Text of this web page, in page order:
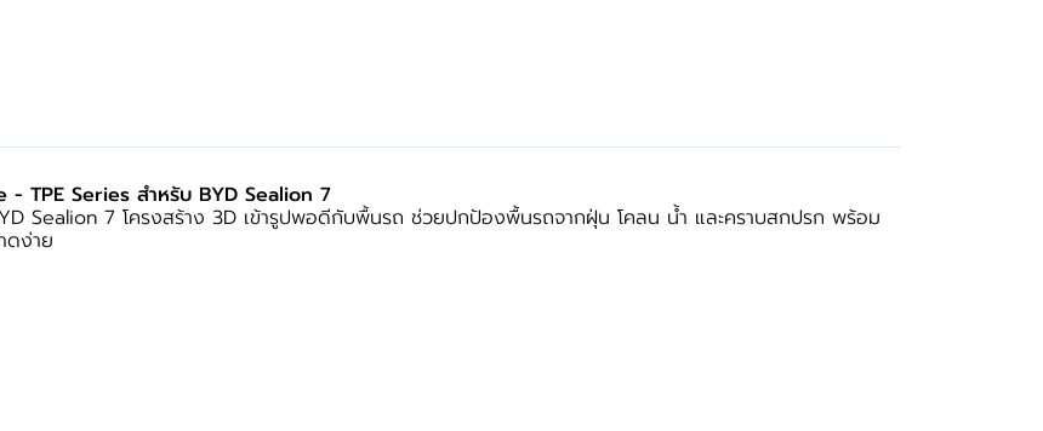
TPE Series สำหรับ BYD Sealion 7
Sealion 7 โครงสร้าง 3D เข้ารูปพอดีกับพื้นรถ ช่วยปกป้องพื้นรถจากฝุ่น โคลน น้ำ และคราบสกปรก พร้อม
ดง่าย